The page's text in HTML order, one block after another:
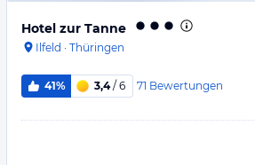
Hotel zur Tanne
Ilfeld · Thüringen
41% 3,4/ 6 71 Bewertungen